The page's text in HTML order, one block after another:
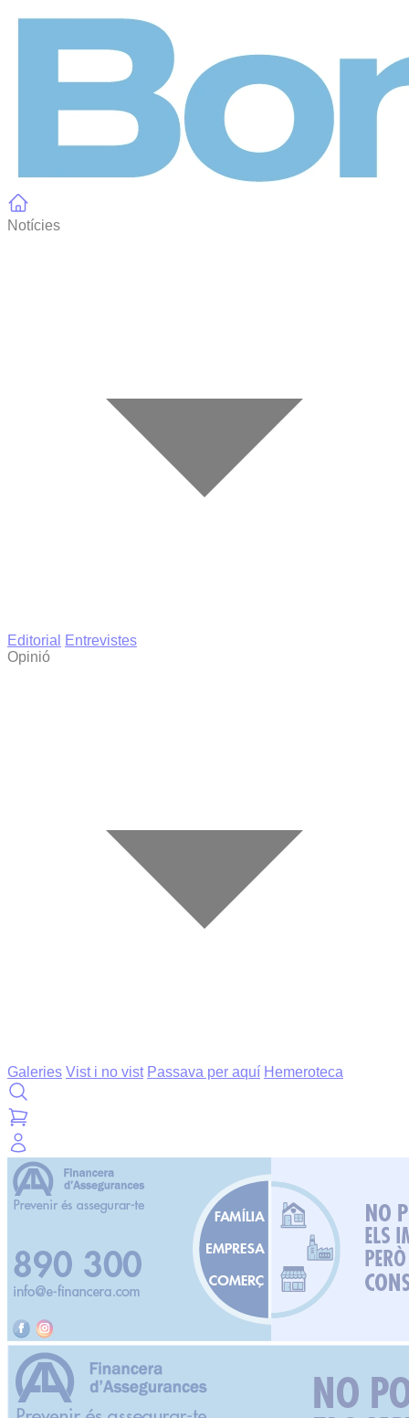
Notícies
Editorial
Entrevistes
Opinió
Galeries Vist i no vist Passava per aquí Hemeroteca